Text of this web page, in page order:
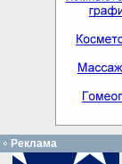
Реклама